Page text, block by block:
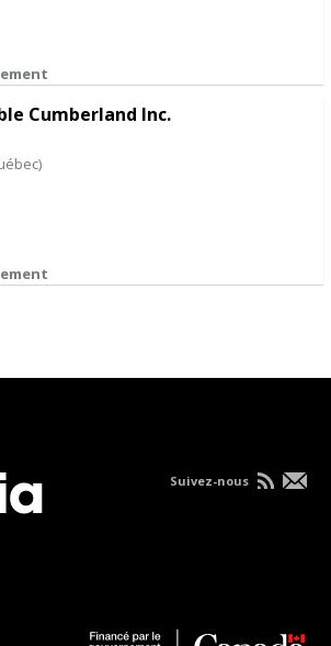
Cumberland Inc.
)
Suivez-nous